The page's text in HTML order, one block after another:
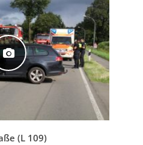
(L 109)